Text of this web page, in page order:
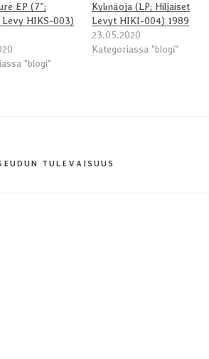
EP (7”;
Levy HIKS-003)
"blogi"
Kylmäoja (LP; Hiljaiset
Levyt ‎HIKI-004) 1989
23.05.2020
Kategoriassa "blogi"
TULEVAISUUS